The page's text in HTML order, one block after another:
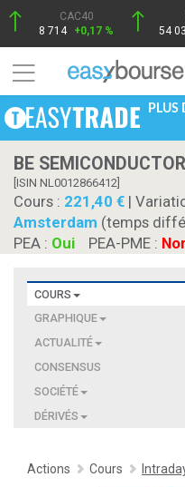
CAC40
8 714 +0,17 %
54
PLUS
BE
[ISIN NL0012866412]
Cours : 221,40 |
Amsterdam (temps
PEA : Oui PEA-PME :
COURS
GRAPHIQUE
ACTUALITÉ
CONSENSUS
SOCIÉTÉ
DÉRIVÉS
Actions Cours